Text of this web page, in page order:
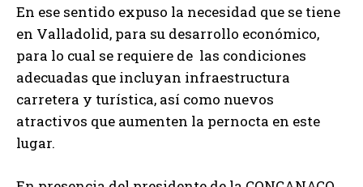
En ese sentido expuso la necesidad que se tiene
en Valladolid, para su desarrollo económico,
para lo cual se requiere de las condiciones
adecuadas que incluyan infraestructura
carretera y turística, así como nuevos
atractivos que aumenten la pernocta en este
lugar.